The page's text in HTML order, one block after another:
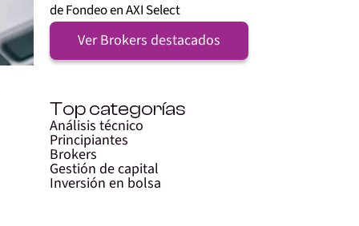
de Fondeo en AXI Select
Ver Brokers destacados
Top categorías
Análisis técnico
Principiantes
Brokers
Gestión de capital
Inversión en bolsa